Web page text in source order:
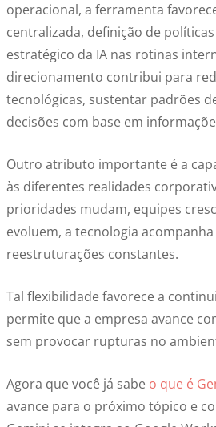
operacional, a ferramenta
centralizada, definição de
estratégico da IA nas rotinas
direcionamento contribui para
tecnológicas, sustentar padrões
decisões com base em
Outro atributo importante é a
às diferentes realidades
prioridades mudam, equipes
evoluem, a tecnologia
reestruturações constantes.
Tal flexibilidade favorece a
permite que a empresa avance
sem provocar rupturas no
Agora que você já sabe o que é
avance para o próximo tópico e